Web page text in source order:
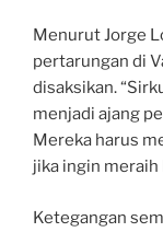
Menurut Jorge
pertarungan di
disaksikan.
menjadi ajang
Mereka harus
jika ingin meraih
Ketegangan